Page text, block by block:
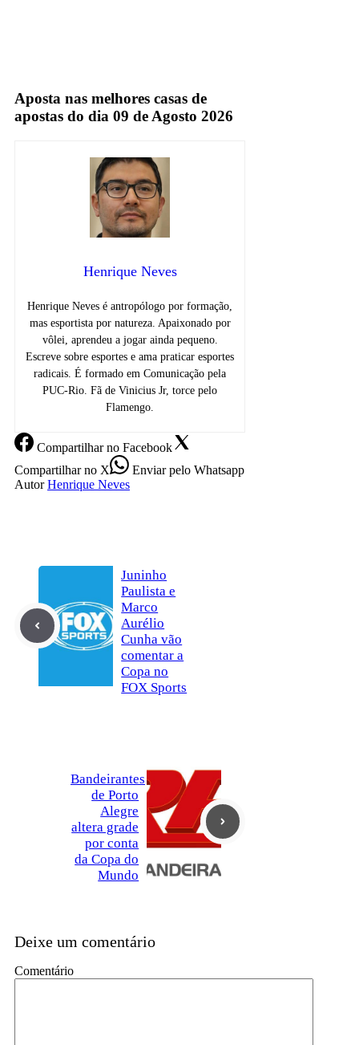
Aposta nas melhores casas de
apostas do dia 09 de Agosto 2026
Henrique Neves
Henrique Neves é antropólogo por formação,
mas esportista por natureza. Apaixonado por
vôlei, aprendeu a jogar ainda pequeno.
Escreve sobre esportes e ama praticar esportes
radicais. É formado em Comunicação pela
PUC-Rio. Fã de Vinicius Jr, torce pelo
Flamengo.
Compartilharno Facebook
Compartilharno X Enviarpelo Whatsapp
Autor Henrique Neves
Juninho
Paulista e
Marco
Aurélio
Cunha vão
comentar a
Copa no
FOX Sports
Bandeirantes
de Porto
Alegre
altera grade
por conta
da Copa do
Mundo
Deixe um comentário
Comentário